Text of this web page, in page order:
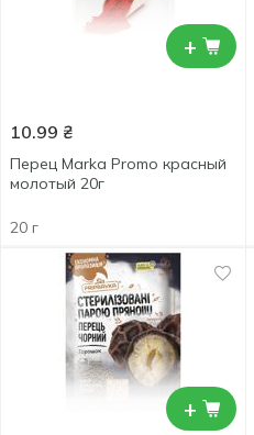
+
10.99 ₴
Перец Marka Promo красный
молотый 20г
20 г
+